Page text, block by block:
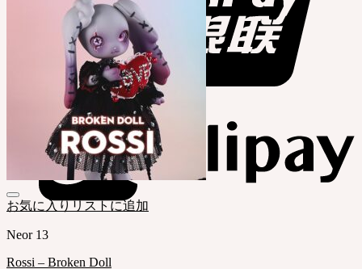
お気に入りリストに追加
Neor 13
Rossi – Broken Doll